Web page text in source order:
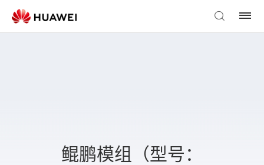
鲲鹏模组（型号：